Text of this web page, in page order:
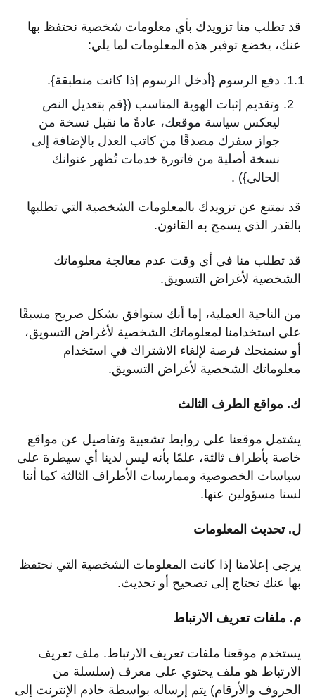
قد تطلب منا تزويدك بأي معلومات شخصية نحتفظ بها
عنك، يخضع توفير هذه المعلومات لما يلي:
دفع الرسوم {أدخل الرسوم إذا كانت منطبقة}.
وتقديم إثبات الهوية المناسب ({قم بتعديل النص
ليعكس سياسة موقعك، عادةً ما نقبل نسخة من
جواز سفرك مصدقًا من كاتب العدل بالإضافة إلى
نسخة أصلية من فاتورة خدمات تُظهر عنوانك
الحالي}) .
قد نمتنع عن تزويدك بالمعلومات الشخصية التي تطلبها
بالقدر الذي يسمح به القانون.
قد تطلب منا في أي وقت عدم معالجة معلوماتك
الشخصية لأغراض التسويق.
من الناحية العملية، إما أنك ستوافق بشكل صريح مسبقًا
على استخدامنا لمعلوماتك الشخصية لأغراض التسويق،
أو سنمنحك فرصة لإلغاء الاشتراك في استخدام
معلوماتك الشخصية لأغراض التسويق.
ك. مواقع الطرف الثالث
يشتمل موقعنا على روابط تشعبية وتفاصيل عن مواقع
خاصة بأطراف ثالثة، علمًا بأنه ليس لدينا أي سيطرة على
سياسات الخصوصية وممارسات الأطراف الثالثة كما أننا
لسنا مسؤولين عنها.
ل. تحديث المعلومات
يرجى إعلامنا إذا كانت المعلومات الشخصية التي نحتفظ
بها عنك تحتاج إلى تصحيح أو تحديث.
م. ملفات تعريف الارتباط
يستخدم موقعنا ملفات تعريف الارتباط. ملف تعريف
الارتباط هو ملف يحتوي على معرف (سلسلة من
الحروف والأرقام) يتم إرساله بواسطة خادم الإنترنت إلى